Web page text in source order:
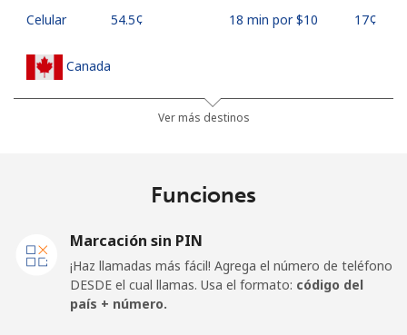
Celular ⁦54.5¢⁩ 18 min por ⁦$10⁩ ⁦17¢⁩
Canada
665 min por ⁦$10⁩
⁦39.5¢⁩ 25 min por ⁦$10⁩ ⁦16¢⁩
Ver más destinos
Funciones
Marcación sin PIN
¡Haz llamadas más fácil! Agrega el número de teléfono
DESDE el cual llamas. Usa el formato: código del
país + número.